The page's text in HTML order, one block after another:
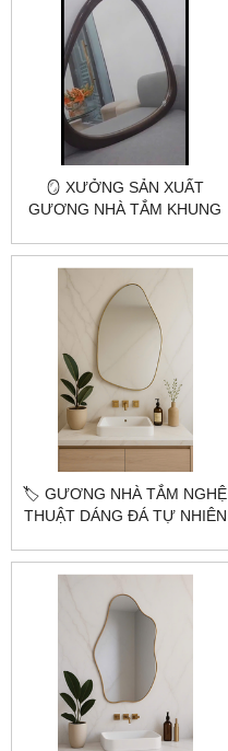
🪞 XƯỞNG SẢN XUẤT
GƯƠNG NHÀ TẮM KHUNG
CẦU – CITYBUILDING
🏷️ GƯƠNG NHÀ TẮM NGHỆ
THUẬT DÁNG ĐÁ TỰ NHIÊN
VÀ CUỐN HÚT